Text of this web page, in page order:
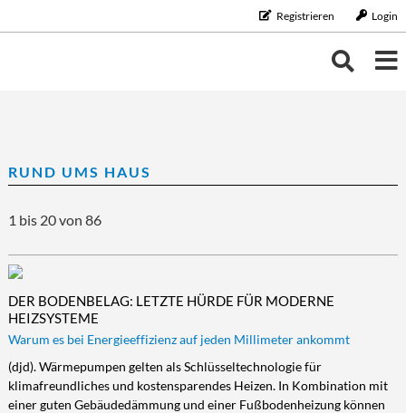
Registrieren Login
BILDUNG/BERUF
Aus-/Weiterbildung
Karriere
Ernährung
Diät/Gesunde Ernährung
Trinken
FAMILIE/HAUSHALT
Familie/Haushalt
Haushalt
Kinder
Tiere
GELD
Finanzen
Vorsorge/Versicherung
Wirtschaft/Recht
Gesundheit
Gesundheit/Vitalität
Vorsorge
Zahngesundheit
LEBENSART
Lebensart
Beauty
Freizeit
MOBILES LEBEN
Mobiles Leben
Auto/Motorrad
REISE/TOURISTIK
Reise/Touristik
RUND UMS HAUS
RUND UMS HAUS
1 bis 20 von 86
DER BODENBELAG: LETZTE HÜRDE FÜR MODERNE
HEIZSYSTEME
Warum es bei Energieeffizienz auf jeden Millimeter ankommt
(djd). Wärmepumpen gelten als Schlüsseltechnologie für
klimafreundliches und kostensparendes Heizen. In Kombination mit
einer guten Gebäudedämmung und einer Fußbodenheizung können